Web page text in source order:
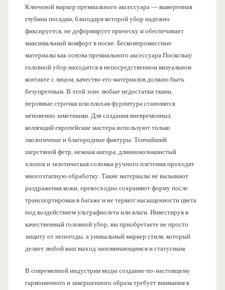
Ключевой маркер премиального аксессуара — выверенная
глубина посадки, благодаря которой убор надежно
фиксируется, не деформирует прическу и обеспечивает
максимальный комфорт в носке. Бескомпромиссные
материалы как основа премиального аксессуара Поскольку
головной убор находится в непосредственном визуальном
контакте с лицом, качество его материалов должно быть
безупречным. В этой зоне любые недостатки ткани,
неровные строчки или плохая фурнитура становятся
мгновенно заметными. Для создания вневременных
коллекций европейские мастера используют только
экологичные и благородные фактуры. Тончайший
шерстяной фетр, нежная ангора, длинноволокнистый
хлопок и экзотическая соломка ручного плетения проходят
многоэтапную обработку. Такие материалы не вызывают
раздражения кожи, превосходно сохраняют форму после
транспортировки в багаже и не теряют насыщенности цвета
под воздействием ультрафиолета или влаги. Инвестируя в
качественный головной убор, вы приобретаете не просто
защиту от непогоды, а уникальный маркер стиля, который
делает любой ваш выход запоминающимся и статусным.
В современной индустрии моды создание по-настоящему
гармоничного и завершенного образа требует внимания к